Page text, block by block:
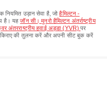
नियमित उड़ान सेवा है, जोहैमिल्टन -
है। यहजॉन सी। मुनरो हैमिल्टन अंतर्राष्ट्रीय
अंतरराष्ट्रीय हवाई अड्डा (YVR)पर
की तुलना करें और अपनी सीट बुक करें